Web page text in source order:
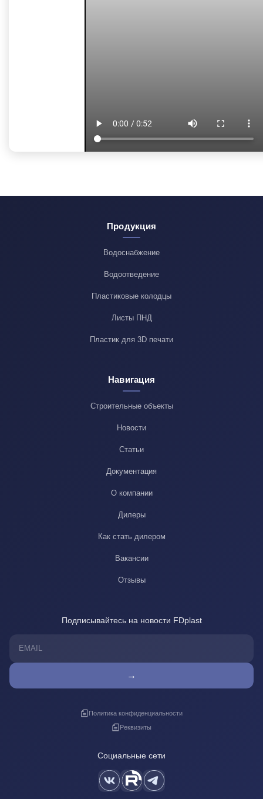
Продукция
Водоснабжение
Водоотведение
Пластиковые колодцы
Листы ПНД
Пластик для 3D печати
Навигация
Строительные объекты
Новости
Статьи
Документация
О компании
Дилеры
Как стать дилером
Вакансии
Отзывы
Подписывайтесь на новости FDplast
→
Политика конфиденциальности
Реквизиты
Социальные сети